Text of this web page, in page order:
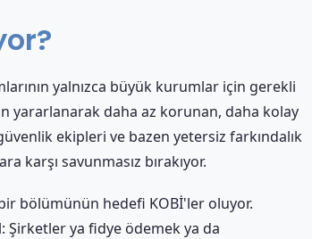
yalnızca büyük kurumlar için gerekli
yararlanarak daha az korunan, daha kolay
ekipleri ve bazen yetersiz farkındalık
karşı savunmasız bırakıyor.
bir bölümünün hedefi KOBİ'ler oluyor.
Şirketler ya fidye ödemek ya da